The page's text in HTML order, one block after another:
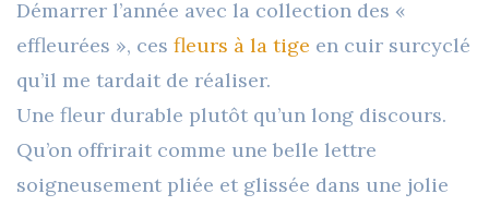
Démarrer l’année avec la collection des «
effleurées », ces fleurs à la tige en cuir surcyclé
qu’il me tardait de réaliser.
Une fleur durable plutôt qu’un long discours.
Qu’on offrirait comme une belle lettre
soigneusement pliée et glissée dans une jolie